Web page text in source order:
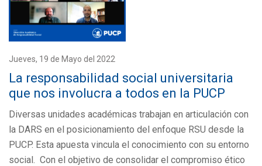
Jueves, 19 de Mayo del 2022
La responsabilidad social universitaria
que nos involucra a todos en la PUCP
Diversas unidades académicas trabajan en articulación con
la DARS en el posicionamiento del enfoque RSU desde la
PUCP. Esta apuesta vincula el conocimiento con su entorno
social. Con el objetivo de consolidar el compromiso ético